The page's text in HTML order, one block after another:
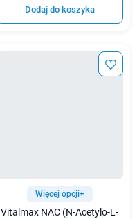
Dodaj do koszyka
Więcej opcji+
Vitalmax NAC (N-Acetylo-L-